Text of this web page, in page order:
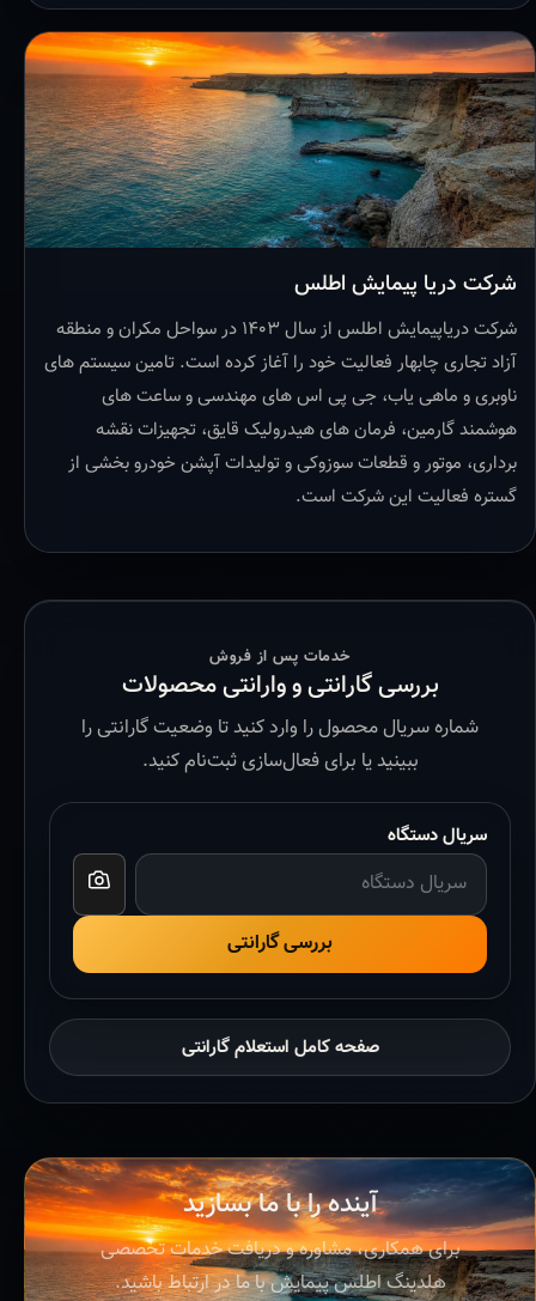
شرکت دریا پیمایش اطلس
شرکت دریاپیمایش اطلس از سال ۱۴۰۳ در سواحل مکران و منطقه
آزاد تجاری چابهار فعالیت خود را آغاز کرده است. تامین سیستم های
ناوبری و ماهی یاب، جی پی اس های مهندسی و ساعت های
هوشمند گارمین، فرمان های هیدرولیک قایق، تجهیزات نقشه
برداری، موتور و قطعات سوزوکی و تولیدات آپشن خودرو بخشی از
گستره فعالیت این شرکت است.
خدمات پس از فروش
بررسی گارانتی و وارانتی محصولات
شماره سریال محصول را وارد کنید تا وضعیت گارانتی را
ببینید یا برای فعال‌سازی ثبت‌نام کنید.
سریال دستگاه
بررسی گارانتی
صفحه کامل استعلام گارانتی
آینده را با ما بسازید
برای همکاری، مشاوره و دریافت خدمات تخصصی
هلدینگ اطلس پیمایش با ما در ارتباط باشید.